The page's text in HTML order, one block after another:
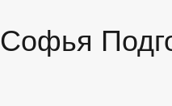
Софья